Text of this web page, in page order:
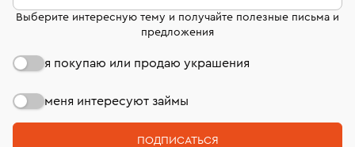
Выберите интересную тему и получайте полезные письма и
предложения
я покупаю или продаю украшения
меня интересуют займы
ПОДПИСАТЬСЯ